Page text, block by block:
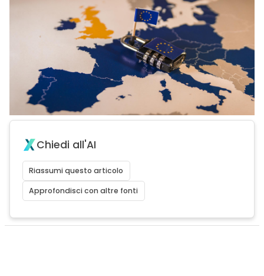
Chiedi all'AI
Riassumi questo articolo
Approfondisci con altre fonti